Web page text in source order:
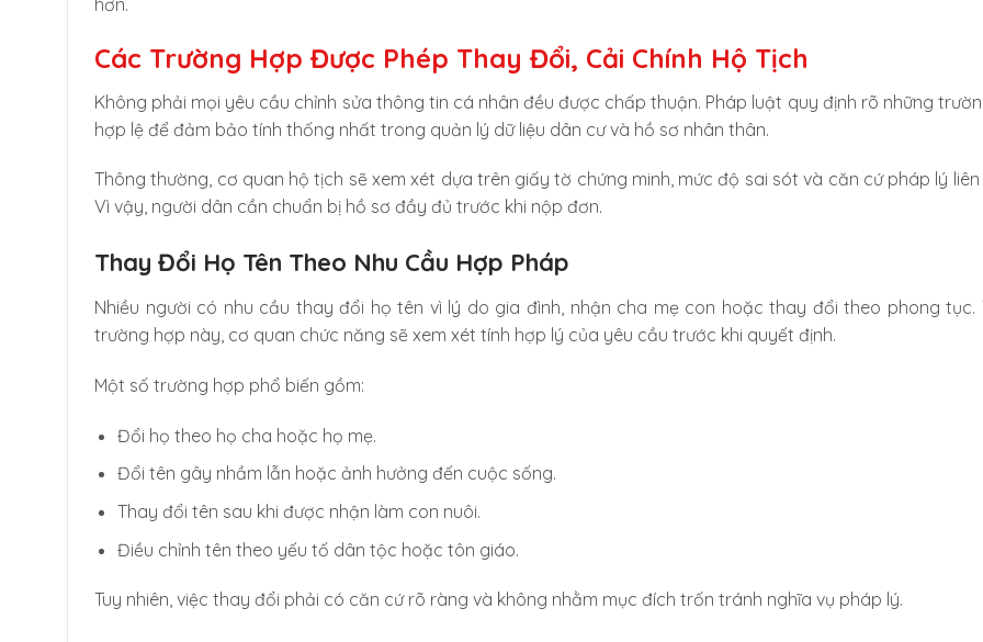
Các Trường Hợp Được Phép Thay Đổi, Cải Chính Hộ Tịch
Không phải mọi yêu cầu chỉnh sửa thông tin cá nhân đều được chấp thuận. Pháp luật quy định rõ những
hợp lệ để đảm bảo tính thống nhất trong quản lý dữ liệu dân cư và hồ sơ nhân thân.
Thông thường, cơ quan hộ tịch sẽ xem xét dựa trên giấy tờ chứng minh, mức độ sai sót và căn cứ pháp lý liên
Vì vậy, người dân cần chuẩn bị hồ sơ đầy đủ trước khi nộp đơn.
Thay Đổi Họ Tên Theo Nhu Cầu Hợp Pháp
Nhiều người có nhu cầu thay đổi họ tên vì lý do gia đình, nhận cha mẹ con hoặc thay đổi theo phong tục.
trường hợp này, cơ quan chức năng sẽ xem xét tính hợp lý của yêu cầu trước khi quyết định.
Một số trường hợp phổ biến gồm:
Đổi họ theo họ cha hoặc họ mẹ.
Đổi tên gây nhầm lẫn hoặc ảnh hưởng đến cuộc sống.
Thay đổi tên sau khi được nhận làm con nuôi.
Điều chỉnh tên theo yếu tố dân tộc hoặc tôn giáo.
Tuy nhiên, việc thay đổi phải có căn cứ rõ ràng và không nhằm mục đích trốn tránh nghĩa vụ pháp lý.